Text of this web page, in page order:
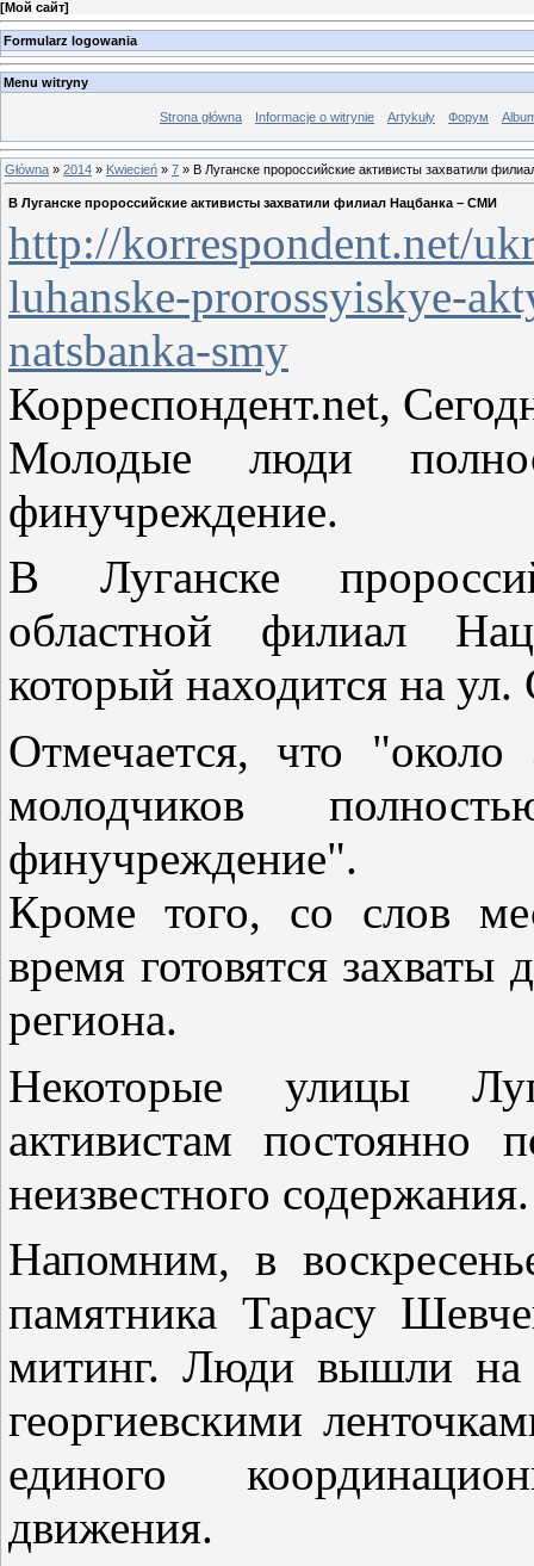
[Мой сайт]
Formularz logowania
Menu witryny
Strona główna Informacje o witrynie Artykuły Форум
Główna » 2014 » Kwiecień » 7 » В Луганске пророссийские активисты захватили
В Луганске пророссийские активисты захватили филиал Нацбанка – СМИ
http://korrespondent.net/
luhanske-prorossyiskye-
natsbanka-smy
Корреспондент.net,
Молодые люди
финучреждение.
В Луганске
областной филиал
который находится на
Отмечается, что
молодчиков
финучреждение".
Кроме того, со слов
время готовятся захваты
региона.
Некоторые улицы
активистам постоянно
неизвестного содержания.
Напомним, в
памятника Тарасу
митинг. Люди вышли на
георгиевскими
единого
движения.